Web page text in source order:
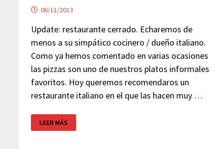
06/11/2013
Update: restaurante cerrado. Echaremos de
menos a su simpático cocinero / dueño italiano.
Como ya hemos comentado en varias ocasiones
las pizzas son uno de nuestros platos informales
favoritos. Hoy queremos recomendaros un
restaurante italiano en el que las hacen muy …
RESTAURANTE
PIZZERÍA
BRESCIA
LEER MÁS